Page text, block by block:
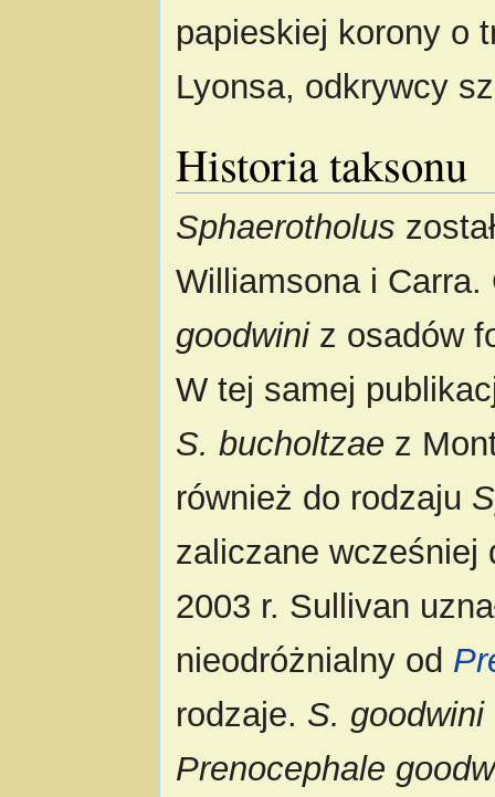
papieskiej korony o
Lyonsa, odkrywcy
Historia taksonu
Sphaerotholus
Williamsona i
goodwiniz osadów
W tej samej
S. bucholtzae z
również do rodzaju
zaliczane
2003 r. Sullivan
nieodróżnialny od
rodzaje. S. goodwini
Prenocephale